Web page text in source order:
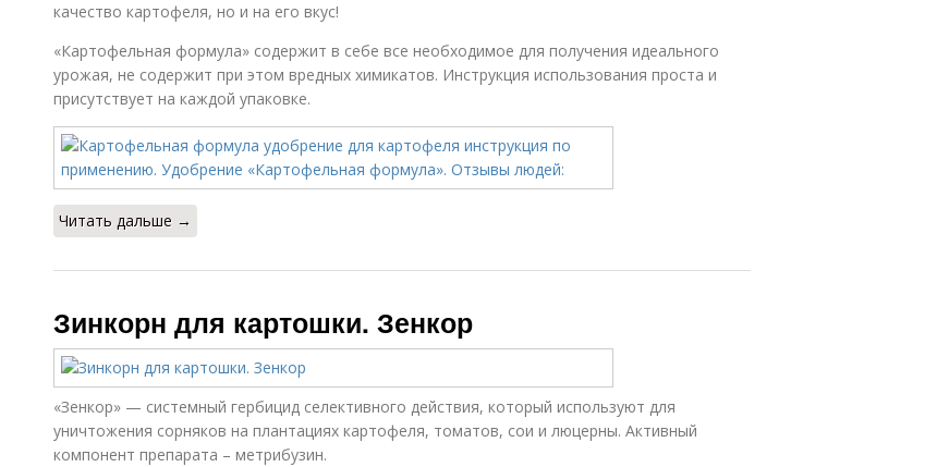
качество картофеля, но и на его вкус!
«Картофельная формула» содержит в себе все необходимое для получения идеального
урожая, не содержит при этом вредных химикатов. Инструкция использования проста и
присутствует на каждой упаковке.
Читать дальше →
Зинкорн для картошки. Зенкор
«Зенкор» — системный гербицид селективного действия, который используют для
уничтожения сорняков на плантациях картофеля, томатов, сои и люцерны. Активный
компонент препарата – метрибузин.